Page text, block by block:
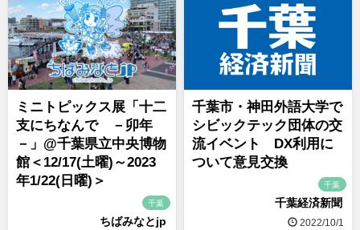
ミニトピックス展「十二
支にちなんで －卯年
－」@千葉県立中央博物
館＜12/17(土曜)～2023
年1/22(日曜)＞
千葉
ちばみなとjp
千葉市・神田外語大学で
シビックテック団体の交
流イベント DX利用に
ついて意見交換
千葉
千葉経済新聞
2022/10/1